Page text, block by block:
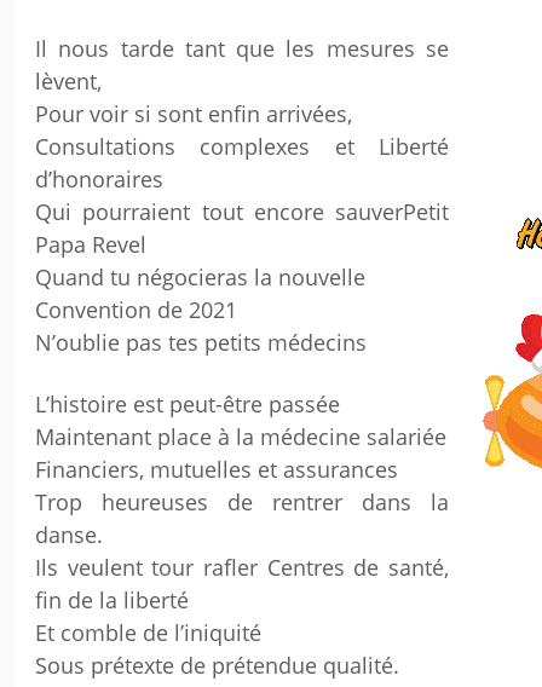
Il nous tarde tant que les mesures se
lèvent,
Pour voir si sont enfin arrivées,
Consultations complexes et Liberté
d’honoraires
Qui pourraient tout encore sauverPetit
Papa Revel
Quand tu négocieras la nouvelle
Convention de 2021
N’oublie pas tes petits médecins
L’histoire est peut-être passée
Maintenant place à la médecine salariée
Financiers, mutuelles et assurances
Trop heureuses de rentrer dans la
danse.
Ils veulent tour rafler Centres de santé,
fin de la liberté
Et comble de l’iniquité
Sous prétexte de prétendue qualité.